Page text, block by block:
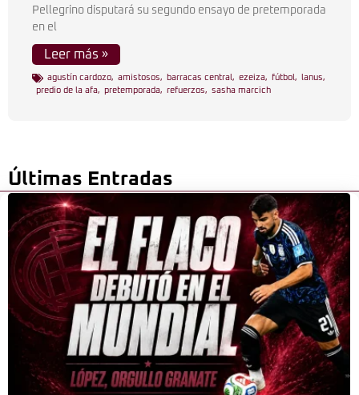
Pellegrino disputará su segundo ensayo de pretemporada
en el
Leer más »
agustín cardozo, amistosos, barracas central , ezeiza, fútbol , lanus,
predio de la afa, pretemporada, refuerzos, sasha marcich
Últimas Entradas